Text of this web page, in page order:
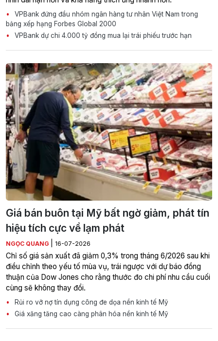
VPBank đứng đầu nhóm ngân hàng tư nhân Việt Nam trong
bảng xếp hạng Forbes Global 2000
VPBank dự chi 4.000 tỷ đồng mua lại trái phiếu trước hạn
Giá bán buôn tại Mỹ bất ngờ giảm, phát tín
hiệu tích cực về lạm phát
NGỌC QUANG 16-07-2026
Chỉ số giá sản xuất đã giảm 0,3% trong tháng 6/2026 sau khi
điều chỉnh theo yếu tố mùa vụ, trái ngược với dự báo đồng
thuận của Dow Jones cho rằng thước đo chi phí nhu cầu cuối
cùng sẽ không thay đổi.
Rủi ro vỡ nợ tín dụng công đe dọa nền kinh tế Mỹ
Giá xăng tăng cao càng phân hóa nền kinh tế Mỹ